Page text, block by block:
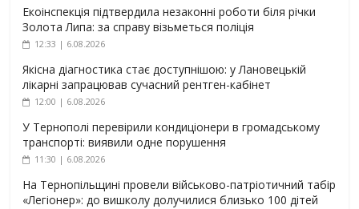
Екоінспекція підтвердила незаконні роботи біля річки
Золота Липа: за справу візьметься поліція
12:33 | 6.08.2026
Якісна діагностика стає доступнішою: у Лановецькій
лікарні запрацював сучасний рентген-кабінет
12:00 | 6.08.2026
У Тернополі перевірили кондиціонери в громадському
транспорті: виявили одне порушення
11:30 | 6.08.2026
На Тернопільщині провели військово-патріотичний табір
«Легіонер»: до вишколу долучилися близько 100 дітей